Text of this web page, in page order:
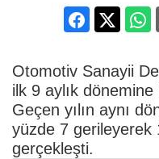
Otomotiv Sanayii
ilk 9 aylık dönemine
Geçen yılın aynı
yüzde 7 gerileyerek
gerçekleşti.